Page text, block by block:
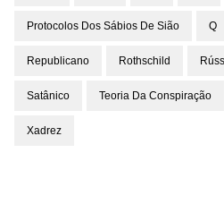
Protocolos Dos Sábios De Sião Q
Republicano Rothschild
Satânico Teoria Da Conspiração
Xadrez